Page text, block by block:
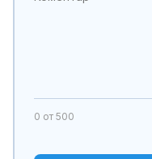
0 от 500